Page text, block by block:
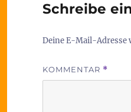
Schreibe
Deine E-Mail-
KOMMENTAR *